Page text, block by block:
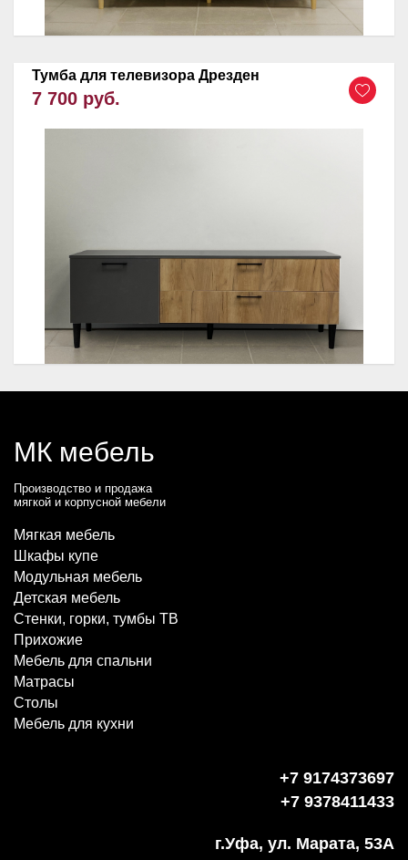
Тумба для телевизора Дрезден
7 700 руб.
МК мебель
Производство и продажа
мягкой и корпусной мебели
Мягкая мебель
Шкафы купе
Модульная мебель
Детская мебель
Стенки, горки, тумбы ТВ
Прихожие
Мебель для спальни
Матрасы
Столы
Мебель для кухни
+7 9174373697
+7 9378411433
г.Уфа, ул. Марата, 53А